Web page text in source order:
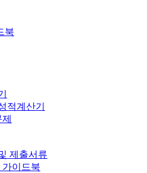
북
적계산기
제출서류
이드북